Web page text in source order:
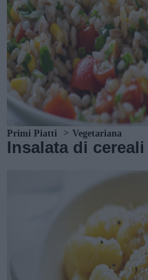
Primi Piatti Vegetariana
Insalata di cereali